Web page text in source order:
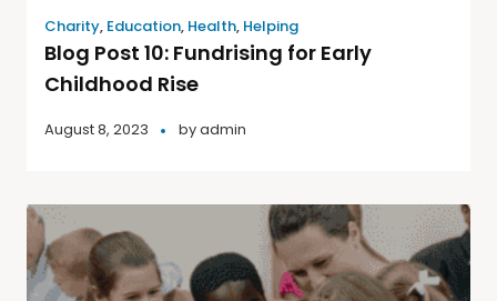
Charity, Education, Health, Helping
Blog Post 10: Fundrising for Early
Childhood Rise
August 8, 2023 byadmin